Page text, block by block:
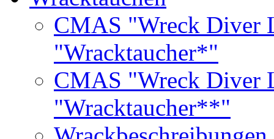
CMAS "Wreck Diver
"Wracktaucher*"
CMAS "Wreck Diver
"Wracktaucher**"